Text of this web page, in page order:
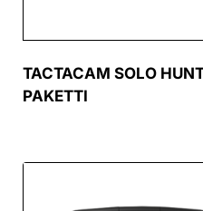
TACTACAM SOLO
PAKETTI